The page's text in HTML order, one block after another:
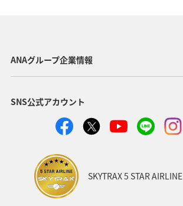
ANAグループ企業情報
SNS公式アカウント
SKYTRAX 5 STAR AIRLINE